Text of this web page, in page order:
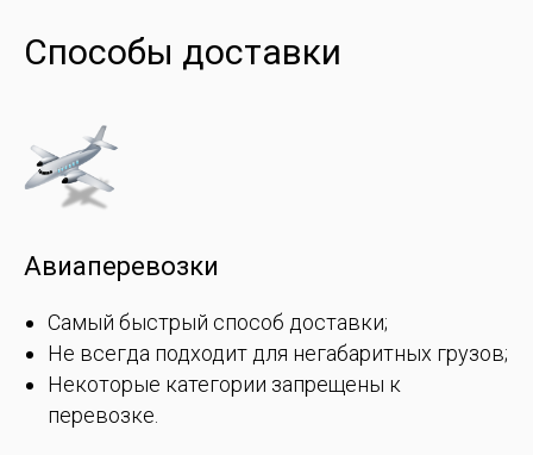
Способы доставки
Авиаперевозки
Самый быстрый способ доставки;
Не всегда подходит для негабаритных грузов;
Некоторые категории запрещены к
перевозке.